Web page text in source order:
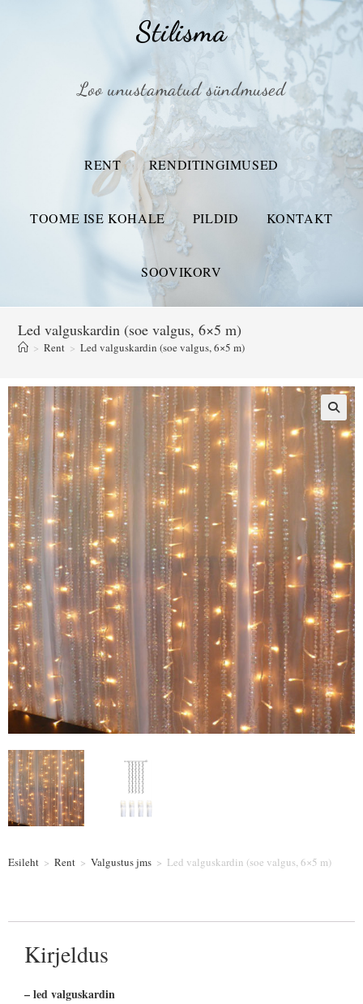
Stilisma
Loo unustamatud sündmused
RENT RENDITINGIMUSED
TOOME ISE KOHALE PILDID KONTAKT
SOOVIKORV
Led valguskardin (soe valgus, 6×5 m)
> Rent > Led valguskardin (soe valgus, 6×5 m)
Esileht > Rent > Valgustus jms > Led valguskardin (soe valgus, 6×5 m)
Kirjeldus
– led valguskardin